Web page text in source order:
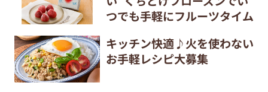
つでも手軽にフルーツタイム
キッチン快適♪火を使わない
お手軽レシピ大募集